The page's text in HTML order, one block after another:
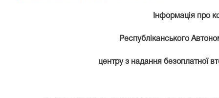
Інформація про
Республіканського
центру з надання безоплатної